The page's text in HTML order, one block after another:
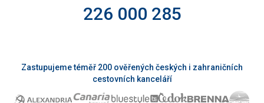
226 000 285
Zastupujeme téměř 200 ověřených českých i zahraničních
cestovních kanceláří